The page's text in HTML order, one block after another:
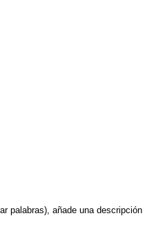
palabras), añade una descripción